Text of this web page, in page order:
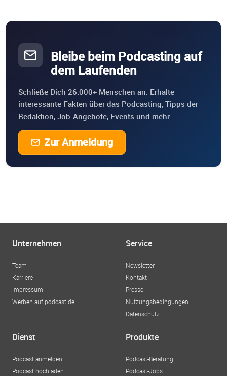
Bleibe beim Podcasting auf
dem Laufenden
Schließe Dich 26.000+ Menschen an. Erhalte
interessante Fakten über das Podcasting, Tipps der
Redaktion, Job-Angebote, Events und mehr.
Zur Anmeldung
Unternehmen
Team
Karriere
Impressum
Werben auf podcast.de
Service
Newsletter
Kontakt
Presse
Nutzungsbedingungen
Datenschutz
Dienst
Podcast anmelden
Podcast hochladen
Produkte
Podcast-Beratung
Podcast-Jobs